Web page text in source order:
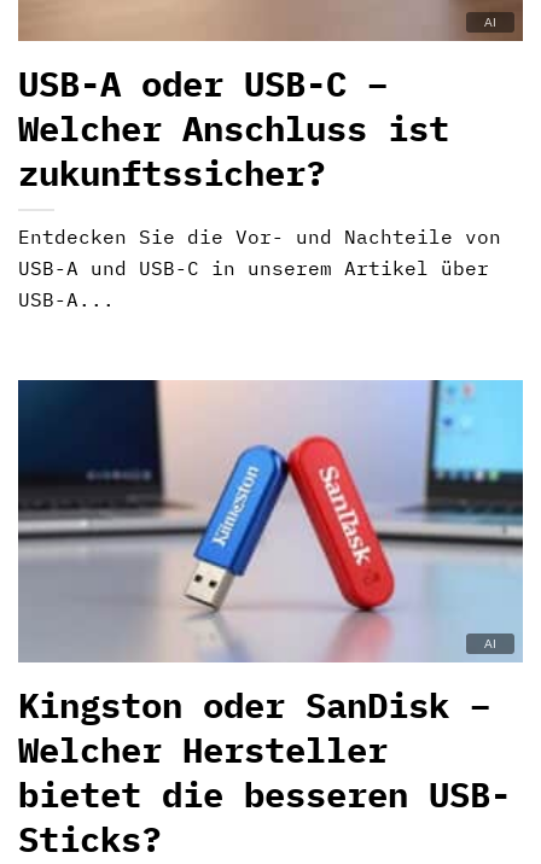
USB-A oder USB-C –
Welcher Anschluss ist
zukunftssicher?
Entdecken Sie die Vor- und Nachteile von
USB-A und USB-C in unserem Artikel über
USB-A...
Kingston oder SanDisk –
Welcher Hersteller
bietet die besseren USB-
Sticks?